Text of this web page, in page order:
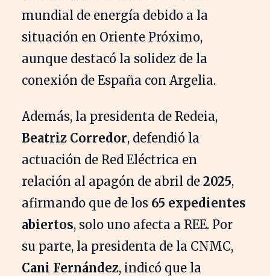
mundial de energía debido a la
situación en Oriente Próximo,
aunque destacó la solidez de la
conexión de España con Argelia.
Además, la presidenta de Redeia,
Beatriz Corredor, defendió la
actuación de Red Eléctrica en
relación al apagón de abril de 2025,
afirmando que de los 65 expedientes
abiertos, solo uno afecta a REE. Por
su parte, la presidenta de la CNMC,
Cani Fernández, indicó que la